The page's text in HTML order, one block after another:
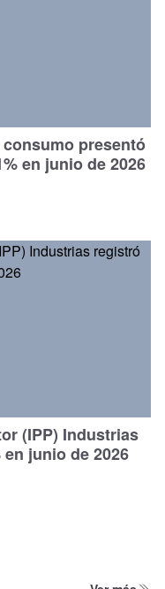
presentó
en junio de 2026
(IPP) Industrias
junio de 2026